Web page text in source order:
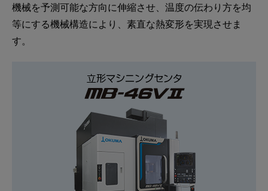
機械を予測可能な方向に伸縮させ、温度の伝わり方を均
等にする機械構造により、素直な熱変形を実現させま
す。